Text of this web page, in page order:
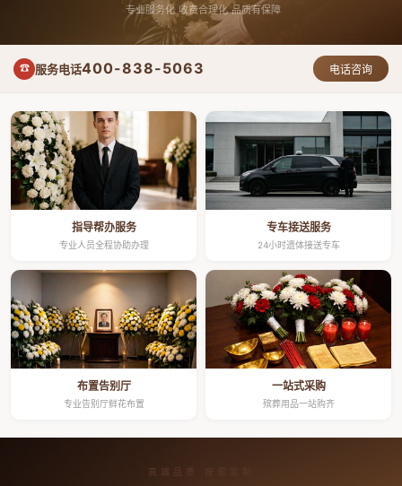
专业服务化 收费合理化 品质有保障
☎ 服务电话400-838-5063 电话咨询
指导帮办服务
专业人员全程协助办理
专车接送服务
24小时遗体接送专车
布置告别厅
专业告别厅鲜花布置
一站式采购
殡葬用品一站购齐
高端品质 按需定制